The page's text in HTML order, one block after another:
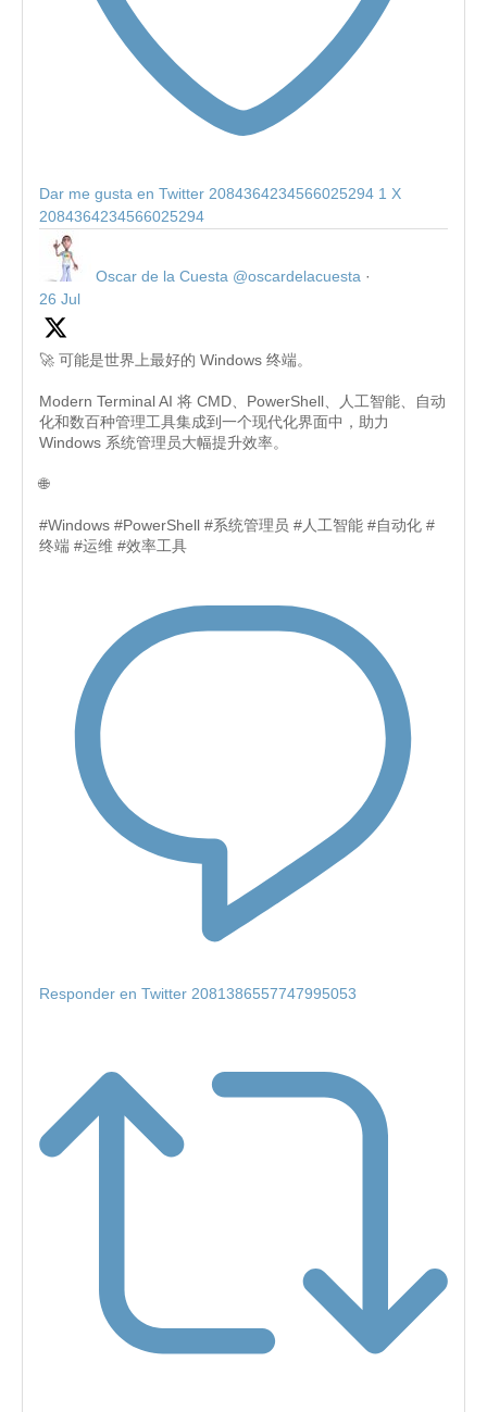
Dar me gusta en Twitter 2084364234566025294 1 X
2084364234566025294
Oscar de la Cuesta @oscardelacuesta ·
26 Jul
🚀 可能是世界上最好的 Windows 终端。
Modern Terminal AI 将 CMD、PowerShell、人工智能、自动
化和数百种管理工具集成到一个现代化界面中，助力
Windows 系统管理员大幅提升效率。
🌐
#Windows #PowerShell #系统管理员 #人工智能 #自动化 #
终端 #运维 #效率工具
Responder en Twitter 2081386557747995053